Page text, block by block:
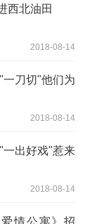
西北油田
2018-08-14
刀切"他们为
2018-08-14
一出好戏"惹来
2018-08-14
情公寓》招